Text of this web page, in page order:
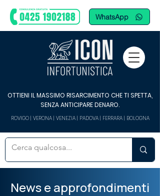
WhatsApp
OTTIENI IL MASSIMO RISARCIMENTO CHE TI SPETTA,
SENZA ANTICIPARE DENARO.
ROVIGO | VERONA | VENEZIA | PADOVA | FERRARA | BOLOGNA
News e approfondimenti